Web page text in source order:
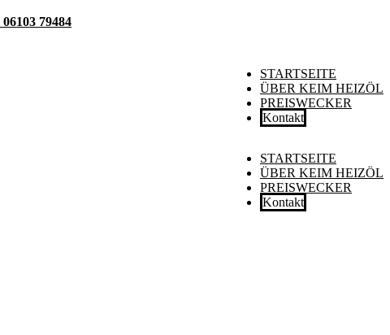
06103 79484
STARTSEITE
ÜBER KEIM HEIZÖL
PREISWECKER
Kontakt
STARTSEITE
ÜBER KEIM HEIZÖL
PREISWECKER
Kontakt